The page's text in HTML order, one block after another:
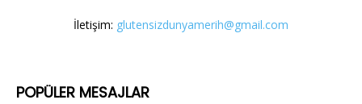
İletişim: glutensizdunyamerih@gmail.com
POPÜLER MESAJLAR